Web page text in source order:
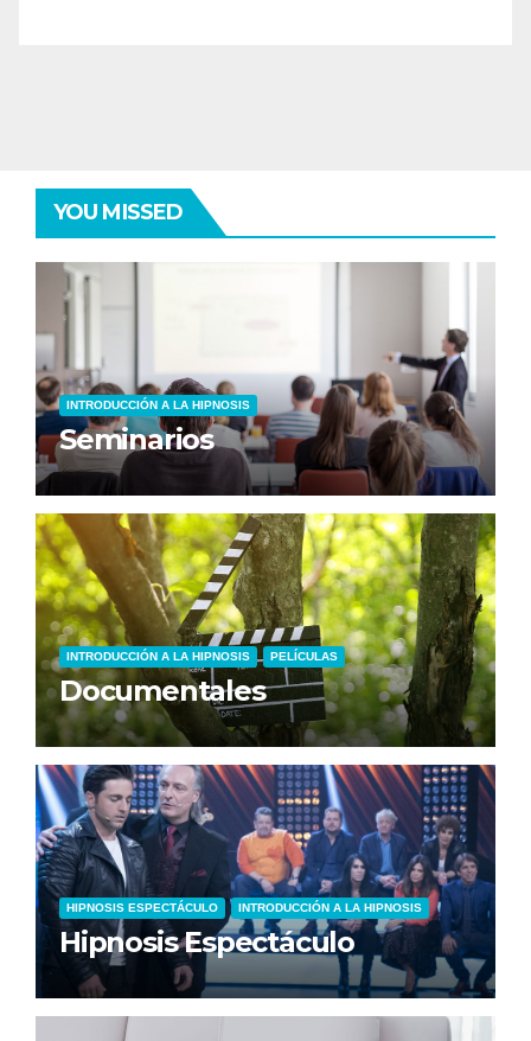
YOU MISSED
INTRODUCCIÓN A LA HIPNOSIS
Seminarios
INTRODUCCIÓN A LA HIPNOSIS PELÍCULAS
Documentales
HIPNOSIS ESPECTÁCULO INTRODUCCIÓN A LA HIPNOSIS
Hipnosis Espectáculo